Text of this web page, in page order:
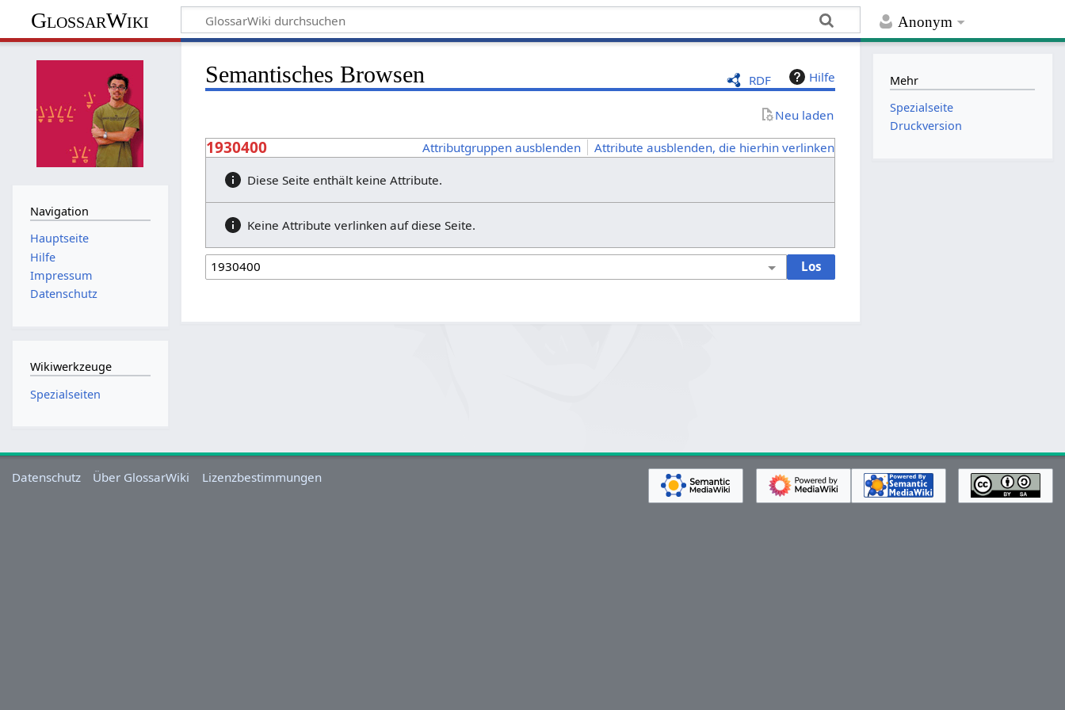
Anonym
GlossarWiki
RDF Hilfe
Semantisches Browsen
Neu laden
1930400 Attributgruppen ausblenden Attribute ausblenden, die hierhin verlinken
Diese Seite enthält keine Attribute.
Keine Attribute verlinken auf diese Seite.
Navigation
Hauptseite
Hilfe
Impressum
Datenschutz
Wikiwerkzeuge
Spezialseiten
Mehr
Spezialseite
Druckversion
Datenschutz Über GlossarWiki Lizenzbestimmungen